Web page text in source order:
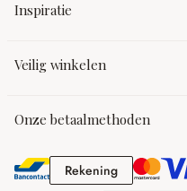
Inspiratie
Veilig winkelen
Onze betaalmethoden
RekeningRekening